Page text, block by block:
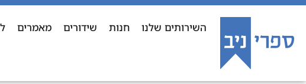
השירותים שלנו חנות שידורים מאמרים